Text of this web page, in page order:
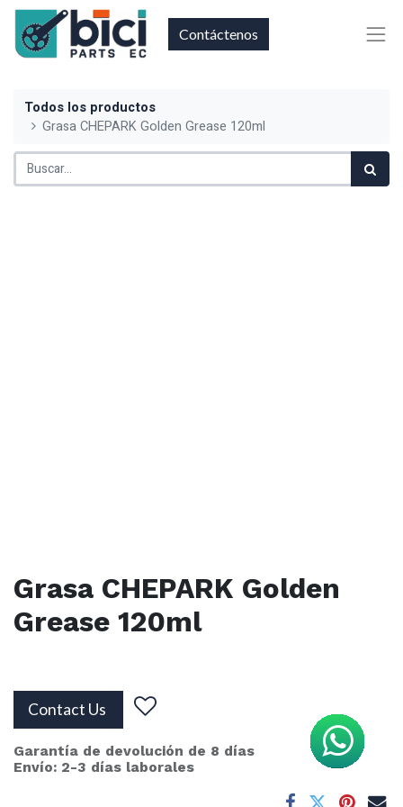
Contáctenos
Todos los productos
Grasa CHEPARK Golden Grease 120ml
Grasa CHEPARK Golden
Grease 120ml
Contact Us
Garantía de devolución de 8 días
Envío: 2-3 días laborales